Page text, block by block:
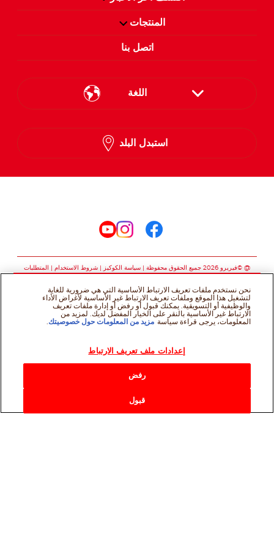
المنتجات
اتصل بنا
اللغة
استبدل البلد
@ ©فيريرو 2026 جميع الحقوق محفوظة سياسة الكوكيز شروط الاستخدام
المتطلبات
نحن نستخدم ملفات تعريف الارتباط الأساسية التي هي ضرورية للغاية
لتشغيل هذا الموقع وملفات تعريف الارتباط غير الأساسية لأغراض الأداء
والوظيفية أو التسويقية. يمكنك قبول أو رفض أو إدارة ملفات تعريف
الارتباط غير الأساسية بالنقر على الخيار المفضل لديك. لمزيد من
المعلومات، يرجى قراءة سياسة مزيد من المعلومات حول خصوصيتك
إعدادات ملف تعريف الارتباط
رفض
قبول